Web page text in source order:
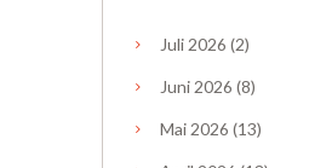
Juli 2026 (2)
Juni 2026 (8)
Mai 2026 (13)